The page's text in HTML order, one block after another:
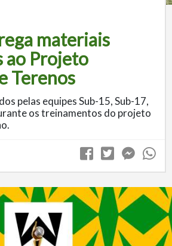
materiais
ao Projeto
Terenos
pelas equipes Sub-15, Sub-17,
os treinamentos do projeto